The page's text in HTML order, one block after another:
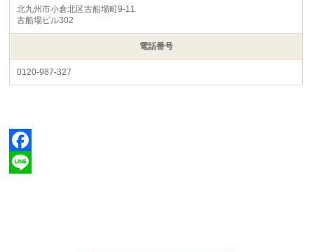
北九州市小倉北区古船場町9-11
古船場ビル302
電話番号
0120-987-327
Facebook